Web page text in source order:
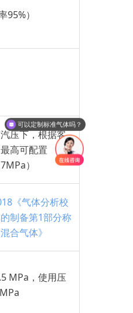
95%）
压下，根据客
高可配置
）
《气体分析校
制备第1部分称
合气体》
MPa，使用压
可以定制标准气体吗？